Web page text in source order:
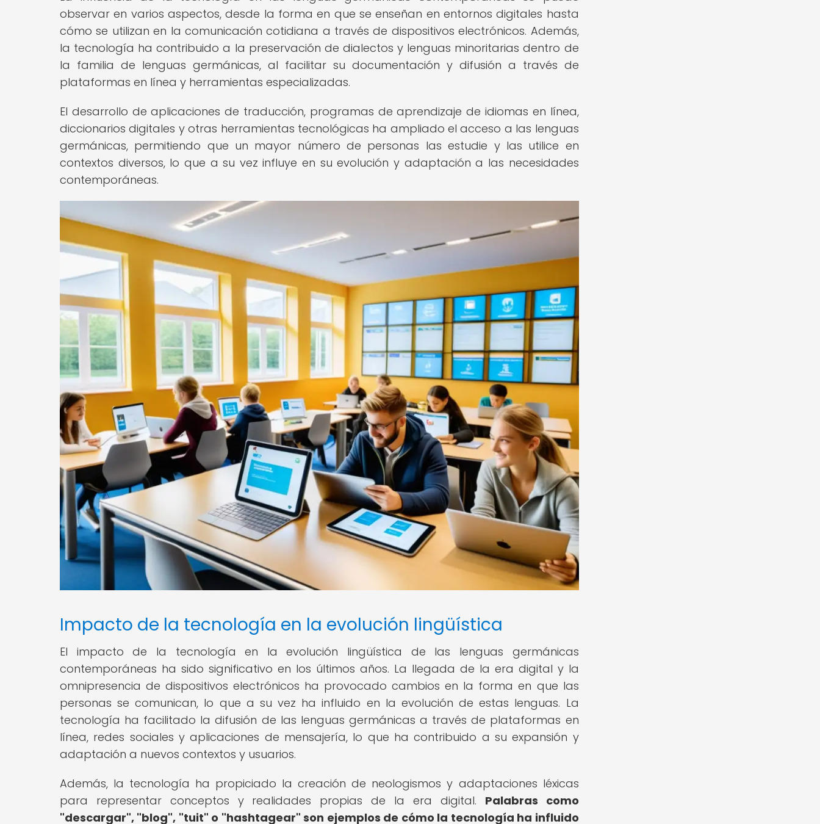
observar en varios aspectos, desde la forma en que se enseñan en entornos digitales hasta
cómo se utilizan en la comunicación cotidiana a través de dispositivos electrónicos. Además,
la tecnología ha contribuido a la preservación de dialectos y lenguas minoritarias dentro de
la familia de lenguas germánicas, al facilitar su documentación y difusión a través de
plataformas en línea y herramientas especializadas.
El desarrollo de aplicaciones de traducción, programas de aprendizaje de idiomas en línea,
diccionarios digitales y otras herramientas tecnológicas ha ampliado el acceso a las lenguas
germánicas, permitiendo que un mayor número de personas las estudie y las utilice en
contextos diversos, lo que a su vez influye en su evolución y adaptación a las necesidades
contemporáneas.
Impacto de la tecnología en la evolución lingüística
El impacto de la tecnología en la evolución lingüística de las lenguas germánicas
contemporáneas ha sido significativo en los últimos años. La llegada de la era digital y la
omnipresencia de dispositivos electrónicos ha provocado cambios en la forma en que las
personas se comunican, lo que a su vez ha influido en la evolución de estas lenguas. La
tecnología ha facilitado la difusión de las lenguas germánicas a través de plataformas en
línea, redes sociales y aplicaciones de mensajería, lo que ha contribuido a su expansión y
adaptación a nuevos contextos y usuarios.
Además, la tecnología ha propiciado la creación de neologismos y adaptaciones léxicas
para representar conceptos y realidades propias de la era digital. Palabras como
"descargar", "blog", "tuit" o "hashtagear" son ejemplos de cómo la tecnología ha influido